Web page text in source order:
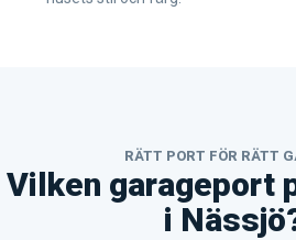
RÄTT PORT FÖR RÄTT
Vilken garageport
i